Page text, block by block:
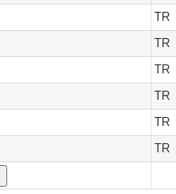
TR
TR
TR
TR
TR
TR